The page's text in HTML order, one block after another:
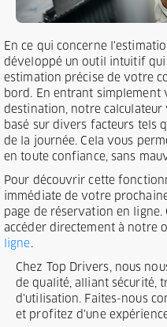
En ce qui concerne
développé un outil intuitif
estimation précise de votre
bord. En entrant
destination, notre
basé sur divers facteurs tels
de la journée. Cela vous
en toute confiance, sans
Pour découvrir cette
immédiate de votre
page de réservation en
accéder directement à notre
ligne.
Chez Top Drivers, nous
de qualité, alliant sécurité,
d'utilisation. Faites-nous
et profitez d'une